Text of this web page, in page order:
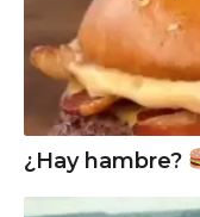
¿Hay hambre?